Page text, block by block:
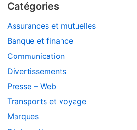
Catégories
Assurances et mutuelles
Banque et finance
Communication
Divertissements
Presse – Web
Transports et voyage
Marques